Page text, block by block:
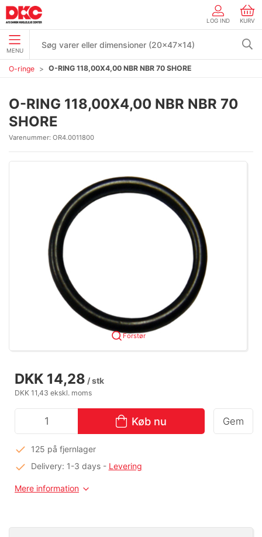
LOG IND KURV
MENU
O-ringe O-RING 118,00X4,00 NBR NBR 70 SHORE
O-RING 118,00X4,00 NBR NBR 70
SHORE
Varenummer: OR4.0011800
Forstør
DKK 14,28 / stk
DKK 11,43 ekskl. moms
Køb nu Gem
125 på fjernlager
Delivery: 1-3 days- Levering
Mere information